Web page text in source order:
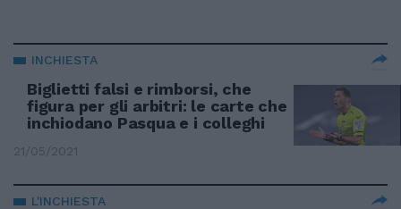
INCHIESTA
Biglietti falsi e rimborsi, che
figura per gli arbitri: le carte che
inchiodano Pasqua e i colleghi
21/05/2021
L'INCHIESTA